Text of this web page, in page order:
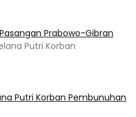
Prabowo-Gibran
Putri Korban Pembunuhan